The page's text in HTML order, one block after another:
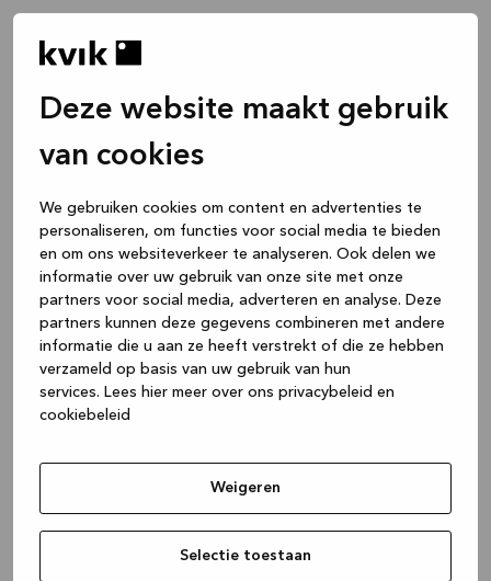
Deze website maakt gebruik
van cookies
We gebruiken cookies om content en advertenties te
personaliseren, om functies voor social media te bieden
en om ons websiteverkeer te analyseren. Ook delen we
informatie over uw gebruik van onze site met onze
partners voor social media, adverteren en analyse. Deze
partners kunnen deze gegevens combineren met andere
informatie die u aan ze heeft verstrekt of die ze hebben
verzameld op basis van uw gebruik van hun
services. Lees hier meer over ons privacybeleid en
cookiebeleid
Weigeren
Selectie toestaan
(see the browser console for more
information).